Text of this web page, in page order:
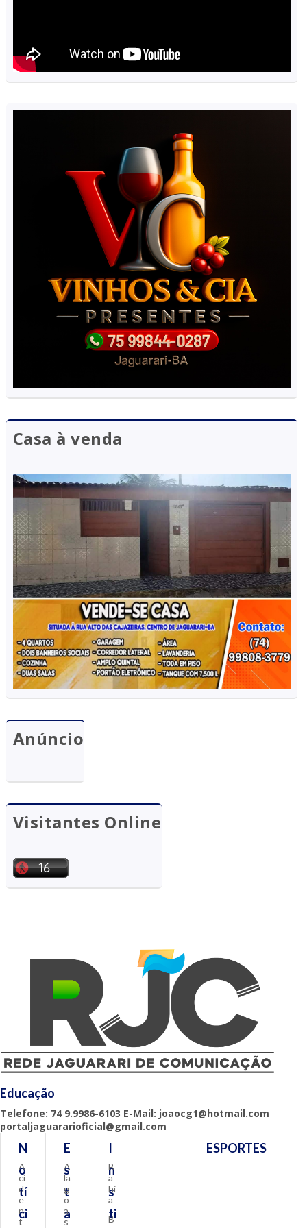
Casa à venda
Anúncio
Visitantes Online
Educação
Telefone: 74 9.9986-6103 E-Mail: joaocg1@hotmail.com
portaljaguararioficial@gmail.com
N
o
tí
ci
A
ci
d
e
n
t
E
s
t
a
A
la
g
o
a
s
I
n
s
ti
B
a
hi
a
B
ESPORTES